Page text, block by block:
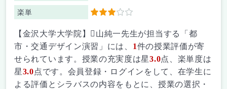
楽単 3
【金沢大学大学院】山純一先生が担当する「都
市・交通デザイン演習」には、 1件の授業評価が寄
せられています。授業の充実度は星3.0点、楽単度は
星3.0点です。会員登録・ログインをして、在学生に
よる評価とシラバスの内容をもとに、授業の選択・